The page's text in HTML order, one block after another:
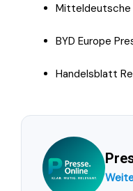
Mitteldeutsche
BYD Europe
Handelsblatt